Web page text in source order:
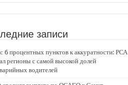
«Движение»
записи
6 процентных пунктов к аккуратности: РСА
регионы с самой высокой долей
водителей